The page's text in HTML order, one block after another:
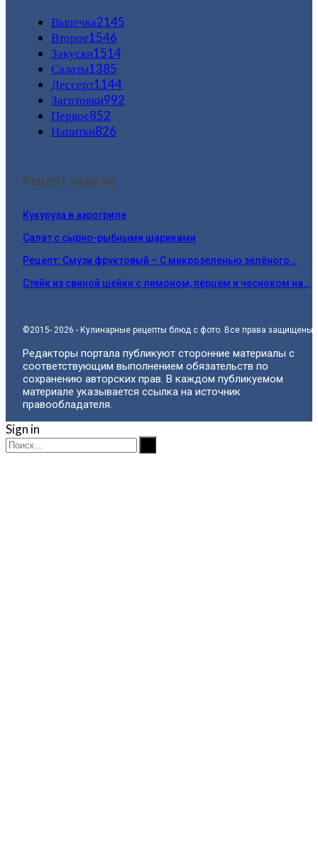
Выпечка2145
Второе1546
Закуски1514
Салаты1385
Дессерт1144
Заготовки992
Первое852
Напитки826
Рецепт недели:
Кукуруза в аэрогриле
Салат с сырно-рыбными шариками
Рецепт: Смузи фруктовый – С микрозеленью зелёного…
Стейк из свиной шейки с лимоном, перцем и чесноком на…
©2015- 2026 - Кулинарные рецепты блюд с фото. Все права защищены.
Редакторы портала публикуют сторонние материалы с
соответствующим выполнением обязательств по
сохранению авторских прав. В каждом публикуемом
материале указывается ссылка на источник
правообладателя.
Sign in